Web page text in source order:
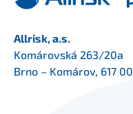
Allrisk, a.s.
Komárovská 263/20a
Brno – Komárov, 617 00